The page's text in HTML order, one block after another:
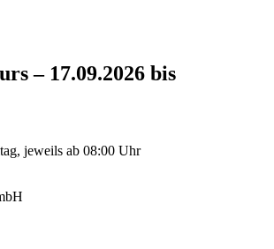
– 17.09.2026 bis
jeweils ab 08:00 Uhr